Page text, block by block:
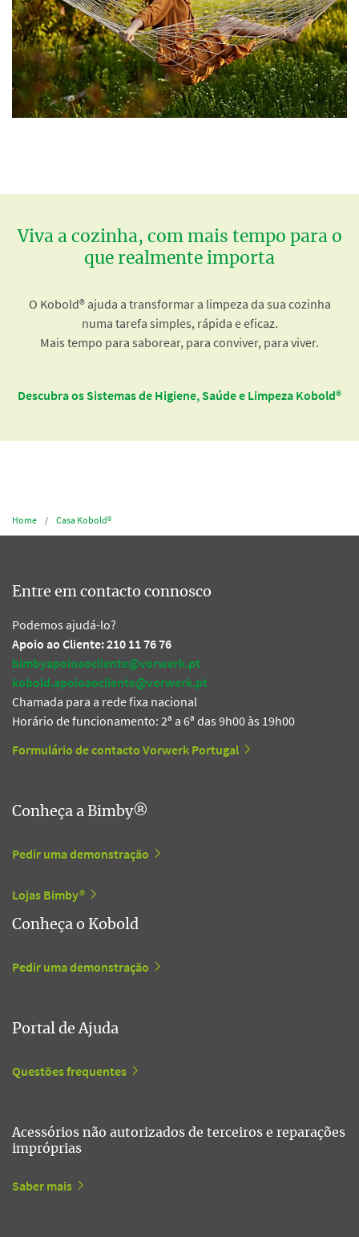
Viva a cozinha, com mais tempo para o
que realmente importa
O Kobold® ajuda a transformar a limpeza da sua cozinha
numa tarefa simples, rápida e eficaz.
Mais tempo para saborear, para conviver, para viver.
Descubra os Sistemas de Higiene, Saúde e Limpeza Kobold®
Home Casa Kobold®
Entre em contacto connosco
Podemos ajudá-lo?
Apoio ao Cliente: 210 11 76 76
bimbyapoioaocliente@vorwerk.pt
kobold.apoioaocliente@vorwerk.pt
Chamada para a rede fixa nacional
Horário de funcionamento: 2ª a 6ª das 9h00 às 19h00
Formulário de contacto Vorwerk Portugal
Conheça a Bimby®
Pedir uma demonstração
Lojas Bimby®
Conheça o Kobold
Pedir uma demonstração
Portal de Ajuda
Questões frequentes
Acessórios não autorizados de terceiros e reparações
impróprias
Saber mais